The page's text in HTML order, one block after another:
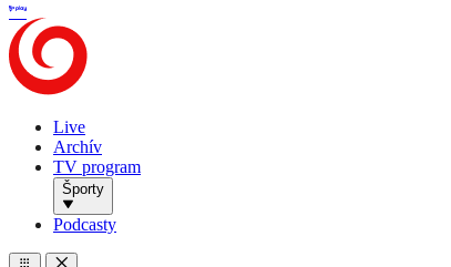
Live
Archív
TV program
Športy
Podcasty